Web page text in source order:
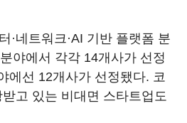
·네트워크·AI 기반 플랫폼 분
야에서 각각 14개사가 선정
에선 12개사가 선정됐다. 코
고 있는 비대면 스타트업도